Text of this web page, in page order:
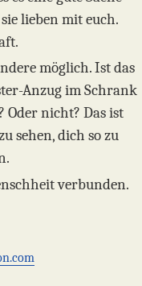
lieben mit euch.
möglich. Ist das
Anzug im Schrank
Oder nicht? Das ist
sehen, dich so zu
verbunden.